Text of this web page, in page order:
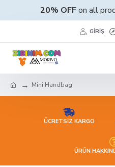
20% OFFon all
GIRIŞ
Mini Handbag
ÜCRETSİZ KARGO
ÜRÜN